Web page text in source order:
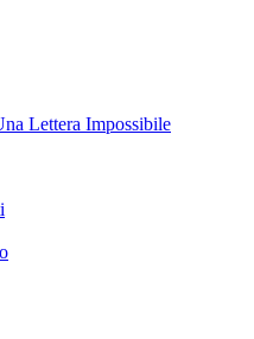
Lettera Impossibile